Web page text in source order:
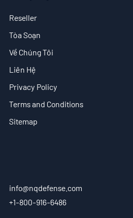
- ES
Reseller
Tòa Soạn
Về Chúng Tôi
Liên Hệ
Privacy Policy
Terms and Conditions
Sitemap
info@nqdefense.com
+1-800-916-6486